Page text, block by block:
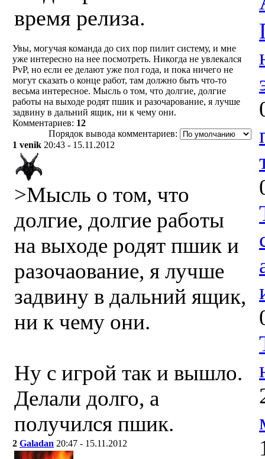
время релиза.
Увы, могучая команда до сих пор пилит систему, и мне
уже интересно на нее посмотреть. Никогда не увлекался
PvP, но если ее делают уже пол года, и пока ничего не
могут сказать о конце работ, там должно быть что-то
весьма интересное. Мысль о том, что долгие, долгие
работы на выходе родят пшик и разочарование, я лучше
задвину в дальний ящик, ни к чему они.
Комментариев: 12
Порядок вывода комментариев:
1 venik 20:43 - 15.11.2012
>Мысль о том, что
долгие, долгие работы
на выходе родят пшик и
разочаование, я лучше
задвину в дальний ящик,
ни к чему они.
Ну с игрой так и вышло.
Делали долго, а
получился пшик.
2 Galadan 20:47 - 15.11.2012